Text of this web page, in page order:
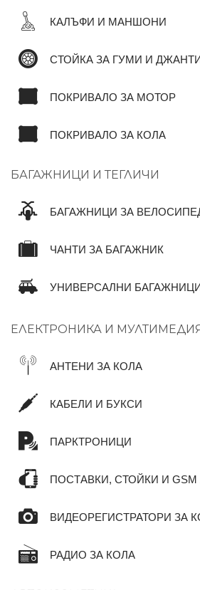
КАЛЪФИ И МАНШОНИ
СТОЙКА ЗА ГУМИ И ДЖАНТИ
ПОКРИВАЛО ЗА МОТОР
ПОКРИВАЛО ЗА КОЛА
БАГАЖНИЦИ И ТЕГЛИЧИ
БАГАЖНИЦИ ЗА
ЧАНТИ ЗА БАГАЖНИК
УНИВЕРСАЛНИ БАГАЖНИЦИ
ЕЛЕКТРОНИКА И
АНТЕНИ ЗА КОЛА
КАБЕЛИ И БУКСИ
ПАРКТРОНИЦИ
ПОСТАВКИ, СТОЙКИ И
ВИДЕОРЕГИСТРАТОРИ ЗА
РАДИО ЗА КОЛА